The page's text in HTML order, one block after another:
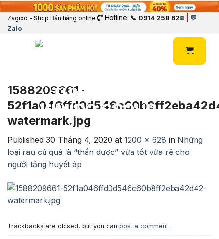
Zagido - Shop Bán hàng online Hotline: 📞 0914 258 628
💬
Zalo
1588209661-
watermark.jpg
Published 30 Tháng 4, 2020 at 1200 × 628 in Những
loại rau củ quả là “thần dược” vừa tốt vừa rẻ cho
người tăng huyết áp
Trackbacks are closed, but you can post a comment.